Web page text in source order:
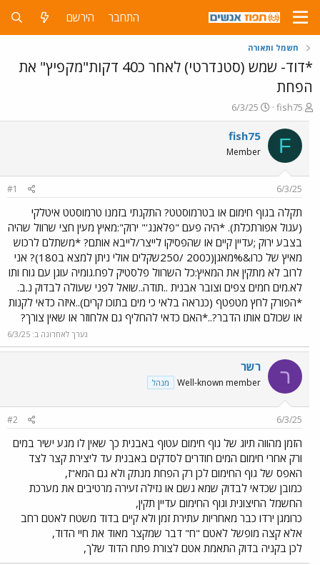
התחבר הירשם
חשמל ותאורה
*דוד- שמש (סטנדרטי) לאחר כ40 דקות"מקפיץ" את
הפחת
פ
ו
ת
ח
ה
ש
א
fish75
פ
ו
ר
ם
ר
י
ך
6/3/25
F
fish75
Member
6/3/25
#1
תקלה בגוף חימום או בטרמוסטט? התקנתי בזמנו טרמוסטט איטלקי
(עגול אפורתכלת). *היה פעם "פלאנג'" ירוק":מאיץ מעין חצי שרוול שהיה
בצבע ירוק ;עדיין קיים או שהפסיקו לייצר/לייבא אותם? *משתלם לרכוש
מאיץ של כרו&%מאגן(כ200 /250שקלים אולי ניתן למצא ב180)? אני
לרוב לא מתקין את המאיץ:כל השרוול פלסטיק לפח.גומיה עוגן עם גוח ותו
לא.מים חמים צפים וצובר אבנית ..תודה..שואל לפני שעולה לבדוק נ.ב.
*הפורק לחץ מטפטף (כנראה בלאי כי מים בתוכו קרים)..איזה כדאי לקנות
או שכולם אותו הדבר?..*האם כדאי להחליף גם אלחוזר או שאין צורך?
נערך לאחרונה ב: 6/3/25
ר רשר
Well-known member מנהל
6/3/25
#2
הזמן מהווה תיוג של גוף חימום עטוף באבנית כך שאין לו מגע ישיר במים
ורק אחרי חימום המים חודרים לסדקים באבנית עד ליצירת קצר לצד
האפס של גוף החימום לכן רק הפחת מנתק ולא גם המא"ז,
כמובן שכדאי לבדוק שמא גשם או נזילה זעירה מרטיבים את מערכת
החשמל החיצונית וגוף החימום עדיין תקין,
כרומגן ירדו כבר מאחריות עתירת זמן ולא קיים בדוד משטח לאטם רחב
אלא קצה מופשל לאטם "ח" דבר שמקצר מאוד את חיי הדוד,
לכן בקניה בדוק התאמת אטם לצורת פתח הדוד שלך,